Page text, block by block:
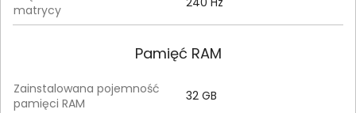
matrycy
Pamięć RAM
Zainstalowana pojemność
pamięci RAM
32 GB